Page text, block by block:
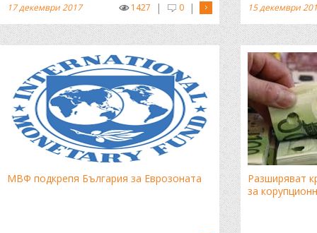
|
0
|
1427
17 декември 2017 15 декември
МВФ подкрепя България за Еврозоната
Разширяват
за